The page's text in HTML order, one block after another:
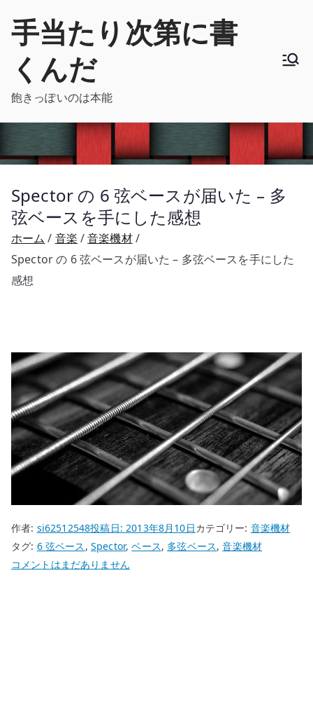
手当たり次第に書
くんだ
飽きっぽいのは本能
Spector の 6 弦ベースが届いた – 多
弦ベースを手にした感想
ホーム 音楽
音楽機材
Spector の 6 弦ベースが届いた – 多弦ベースを手にした
感想
作者: si62512548投稿日:2013年8月10日カテゴリー: 音楽機材
タグ: 6 弦ベース , Spector,ベース, 多弦ベース,音楽機材
Spector
コメントはまだありません